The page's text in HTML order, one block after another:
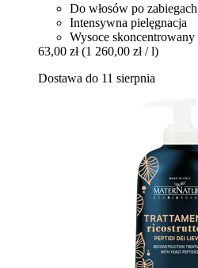
Do włosów po
Intensywna pielęgnacja
Wysoce skoncentrowany
63,00 zł (1 260,00 zł / l)
Dostawa do 11 sierpnia